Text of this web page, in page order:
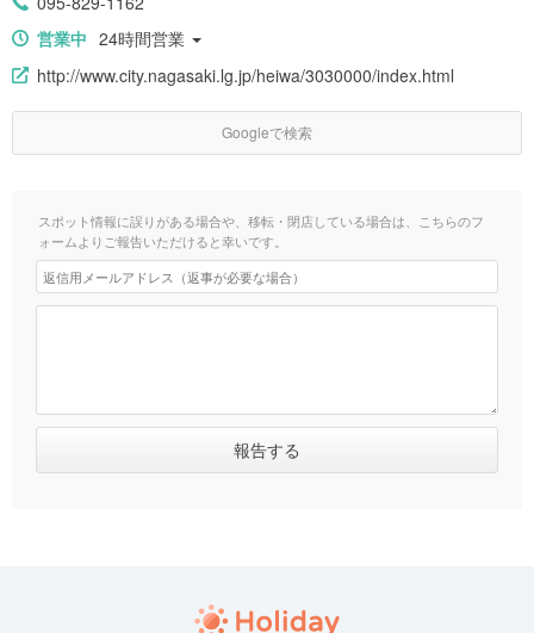
営業中 24時間営業
http://www.city.nagasaki.lg.jp/heiwa/3030000/index.html
Googleで検索
スポット情報に誤りがある場合や、移転・閉店している場合は、こちらのフ
ォームよりご報告いただけると幸いです。